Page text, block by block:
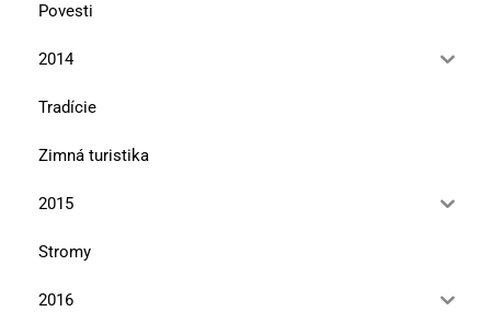
Povesti
2014
Tradície
Zimná turistika
2015
Stromy
2016